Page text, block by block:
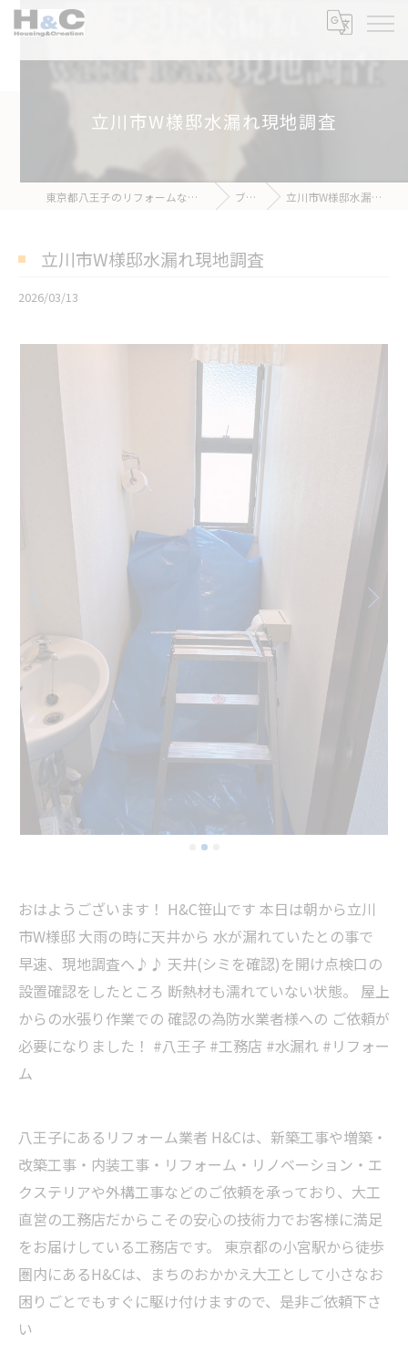
立川市W様邸水漏れ現地調査
東京都八王子のリフォームなら株式会社H&C ブログ 立川市W様邸水漏れ現地調査
立川市W様邸水漏れ現地調査
2026/03/13
おはようございます！ H&C笹山です 本日は朝から立川
市W様邸 大雨の時に天井から 水が漏れていたとの事で
早速、現地調査へ♪♪ 天井(シミを確認)を開け点検口の
設置確認をしたところ 断熱材も濡れていない状態。 屋上
からの水張り作業での 確認の為防水業者様への ご依頼が
必要になりました！ #八王子 #工務店 #水漏れ #リフォー
ム
八王子にあるリフォーム業者 H&Cは、新築工事や増築・
改築工事・内装工事・リフォーム・リノベーション・エ
クステリアや外構工事などのご依頼を承っており、大工
直営の工務店だからこその安心の技術力でお客様に満足
をお届けしている工務店です。 東京都の小宮駅から徒歩
圏内にあるH&Cは、まちのおかかえ大工として小さなお
困りごとでもすぐに駆け付けますので、是非ご依頼下さ
い